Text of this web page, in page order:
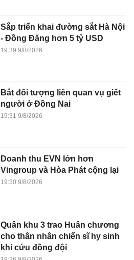
Sắp triển khai đường sắt Hà Nội
- Đồng Đăng hơn 5 tỷ USD
19:39 9/8/2026
Bắt đối tượng liên quan vụ giết
người ở Đồng Nai
19:31 9/8/2026
Doanh thu EVN lớn hơn
Vingroup và Hòa Phát cộng lại
19:30 9/8/2026
Quân khu 3 trao Huân chương
cho thân nhân chiến sĩ hy sinh
khi cứu đồng đội